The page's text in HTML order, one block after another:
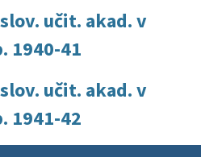
učit. akad. v
1940-41
učit. akad. v
1941-42